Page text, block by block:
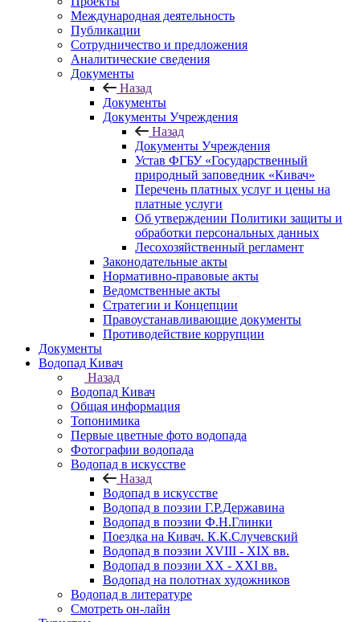
Международная деятельность
Публикации
Сотрудничество и предложения
Аналитические сведения
Документы
Назад
Документы
Документы Учреждения
Назад
Документы Учреждения
Устав ФГБУ «Государственный
природный заповедник «Кивач»
Перечень платных услуг и цены на
платные услуги
Об утверждении Политики защиты и
обработки персональных данных
Лесохозяйственный регламент
Законодательные акты
Нормативно-правовые акты
Ведомственные акты
Стратегии и Концепции
Правоустанавливающие документы
Противодействие коррупции
Документы
Водопад Кивач
Назад
Водопад Кивач
Общая информация
Топонимика
Первые цветные фото водопада
Фотографии водопада
Водопад в искусстве
Назад
Водопад в искусстве
Водопад в поэзии Г.Р.Державина
Водопад в поэзии Ф.Н.Глинки
Поездка на Кивач. К.К.Случевский
Водопад в поэзии XVIII - XIX вв.
Водопад в поэзии XX - XXI вв.
Водопад на полотнах художников
Водопад в литературе
Смотреть он-лайн